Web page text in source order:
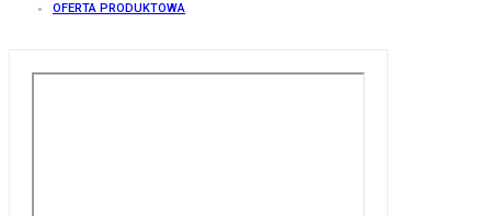
OFERTA PRODUKTOWA